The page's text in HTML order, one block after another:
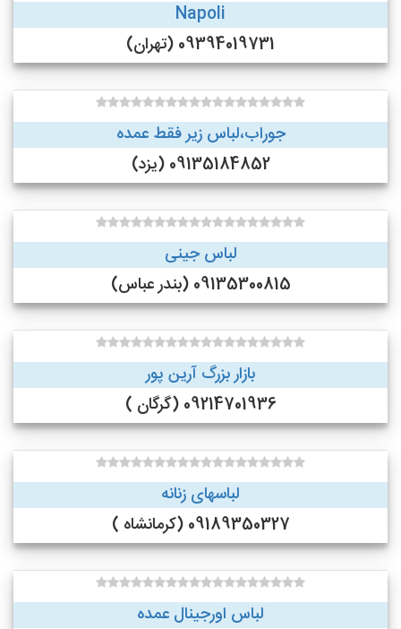
Napoli
09394019731 (تهران)
جوراب،لباس زیر فقط عمده
09135184852 (یزد)
لباس جینی
09135300815 (بندر عباس)
بازار بزرگ آرین پور
09214701936 (گرگان )
لباسهای زنانه
09189350327 (کرمانشاه )
لباس اورجینال عمده